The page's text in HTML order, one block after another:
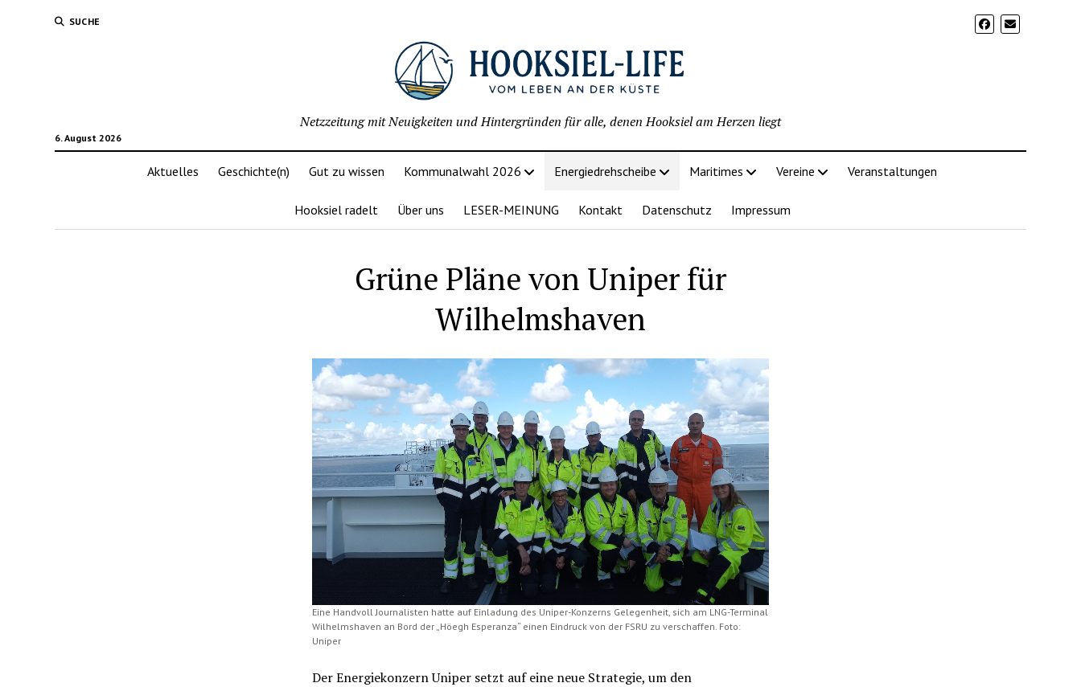
SUCHE
6. August 2026
Netzzeitung mit Neuigkeiten und Hintergründen für alle, denen Hooksiel am Herzen liegt
Aktuelles Geschichte(n) Gut zu wissen Kommunalwahl 2026 Energiedrehscheibe Maritimes Vereine Veranstaltungen
Hooksiel radelt Über uns LESER-MEINUNG Kontakt Datenschutz Impressum
Grüne Pläne von Uniper für
Wilhelmshaven
Eine Handvoll Journalisten hatte auf Einladung des Uniper-Konzerns Gelegenheit, sich am LNG-Terminal
Wilhelmshaven an Bord der „Höegh Esperanza“ einen Eindruck von der FSRU zu verschaffen. Foto:
Uniper
Der Energiekonzern Uniper setzt auf eine neue Strategie, um den